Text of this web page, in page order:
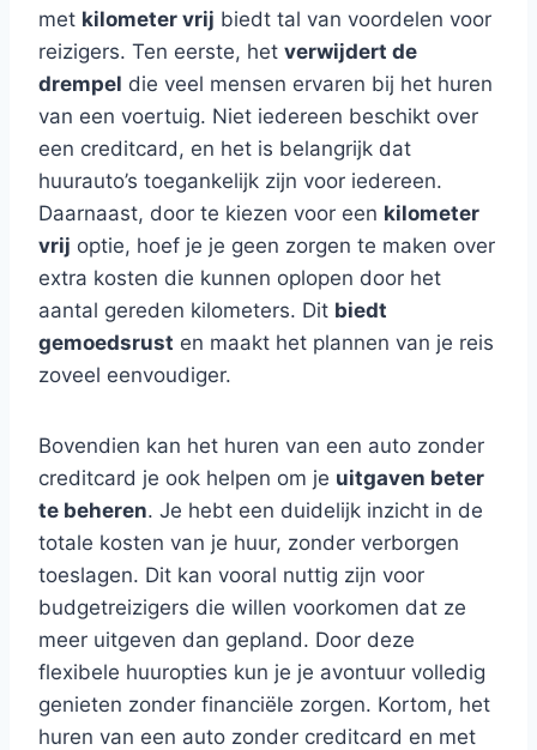
met kilometer vrij biedt tal van voordelen voor
reizigers. Ten eerste, het verwijdert de
drempel die veel mensen ervaren bij het huren
van een voertuig. Niet iedereen beschikt over
een creditcard, en het is belangrijk dat
huurauto’s toegankelijk zijn voor iedereen.
Daarnaast, door te kiezen voor een kilometer
vrij optie, hoef je je geen zorgen te maken over
extra kosten die kunnen oplopen door het
aantal gereden kilometers. Dit biedt
gemoedsrust en maakt het plannen van je reis
zoveel eenvoudiger.
Bovendien kan het huren van een auto zonder
creditcard je ook helpen om je uitgaven beter
te beheren. Je hebt een duidelijk inzicht in de
totale kosten van je huur, zonder verborgen
toeslagen. Dit kan vooral nuttig zijn voor
budgetreizigers die willen voorkomen dat ze
meer uitgeven dan gepland. Door deze
flexibele huuropties kun je je avontuur volledig
genieten zonder financiële zorgen. Kortom, het
huren van een auto zonder creditcard en met